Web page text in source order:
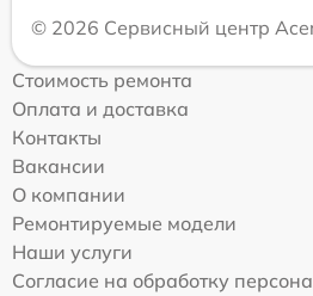
© 2026 Сервисный центр
Стоимость ремонта
Оплата и доставка
Контакты
Вакансии
О компании
Ремонтируемые модели
Наши услуги
Согласие на обработку